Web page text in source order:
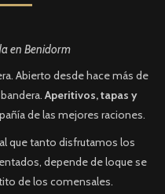
en Benidorm
Abierto desde hace más de
Aperitivos, tapas y
de las mejores raciones.
que tanto disfrutamos los
depende de loque se
de los comensales.